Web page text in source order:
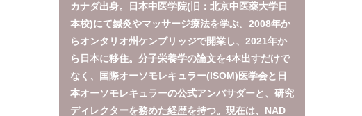
カナダ出身。日本中医学院(旧：北京中医薬大学日
本校)にて鍼灸やマッサージ療法を学ぶ。2008年か
らオンタリオ州ケンブリッジで開業し、2021年か
ら日本に移住。分子栄養学の論文を4本出すだけで
なく、国際オーソモレキュラー(ISOM)医学会と日
本オーソモレキュラーの公式アンバサダーと、研究
ディレクターを務めた経歴を持つ。現在は、NAD